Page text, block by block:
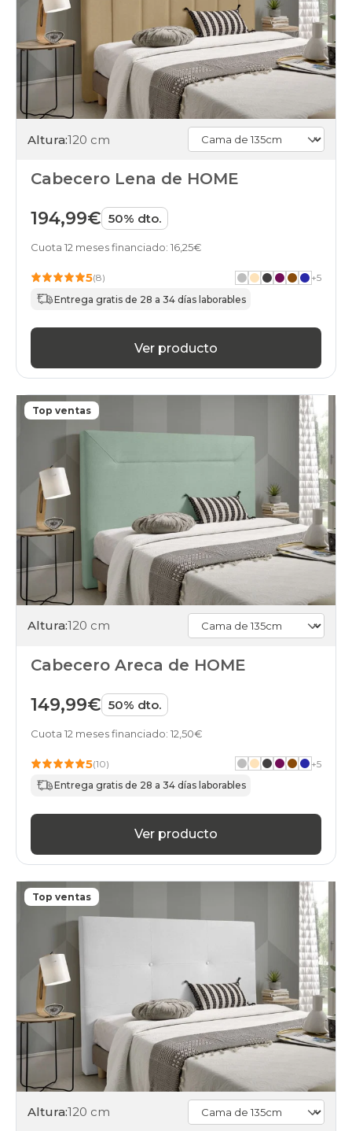
Altura:120 cm
Cabecero Lena de HOME
194,99€ 50% dto.
Cuota 12 meses financiado: 16,25€
5(8) +5
Entrega gratis de 28 a 34 días laborables
Ver producto
Top ventas
Altura:120 cm
Cabecero Areca de HOME
149,99€ 50% dto.
Cuota 12 meses financiado: 12,50€
5(10) +5
Entrega gratis de 28 a 34 días laborables
Ver producto
Top ventas
Altura:120 cm